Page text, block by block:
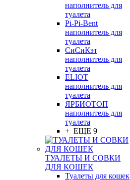
наполнитель для
туалета
Pi-Pi-Bent
наполнитель для
туалета
СиСиКэт
наполнитель для
туалета
ELIOT
наполнитель для
туалета
ЯРБИОТОП
наполнитель для
туалета
+ ЕЩЕ 9
ТУАЛЕТЫ И СОВКИ
ДЛЯ КОШЕК
Туалеты для кошек